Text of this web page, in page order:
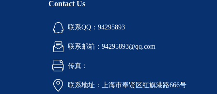
Contact Us
联系QQ：94295893
联系邮箱：94295893@qq.com
传真：
联系地址：上海市奉贤区红旗港路666号